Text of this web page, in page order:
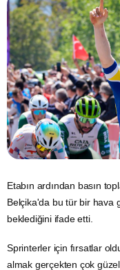
Etabın ardından basın
Belçika'da bu tür bir hava
beklediğini ifade etti.
Sprinterler için fırsatlar
almak gerçekten çok